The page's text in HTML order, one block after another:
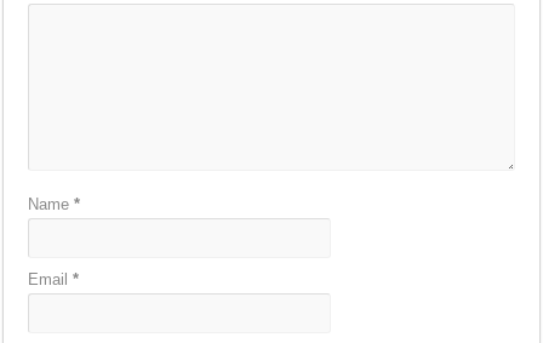
Name*
Email*